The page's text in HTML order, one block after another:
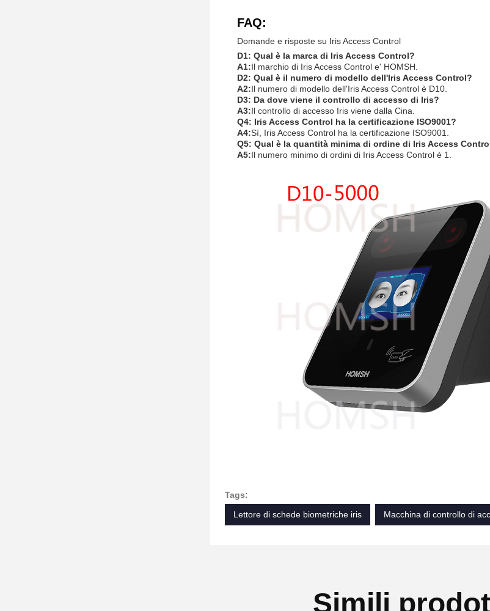
FAQ:
Domande e risposte su Iris Access Control
D1: Qual è la marca di Iris Access Control?
A1:Il marchio di Iris Access Control e' HOMSH.
D2: Qual è il numero di modello dell'Iris Access Control?
A2:Il numero di modello dell'Iris Access Control è D10.
D3: Da dove viene il controllo di accesso di Iris?
A3:Il controllo di accesso Iris viene dalla Cina.
Q4: Iris Access Control ha la certificazione ISO9001?
A4:Sì, Iris Access Control ha la certificazione ISO9001.
Q5: Qual è la quantità minima di ordine di Iris Access
A5:Il numero minimo di ordini di Iris Access Control è 1.
Tags:
Lettore di schede biometriche iris
Macchina di controllo di
Simili